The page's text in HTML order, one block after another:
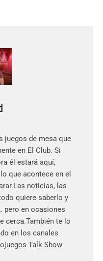
juegos de mesa que
en El Club. Si
él estará aquí,
que acontece en el
noticias, las
quiere saberlo y
pero en ocasiones
cerca.También te lo
en los canales
Talk Show